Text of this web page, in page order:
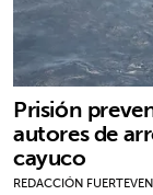
Prisión
autores de
cayuco
REDACCIÓN